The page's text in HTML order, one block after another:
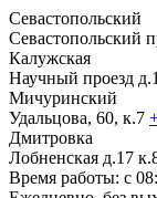
Севастопольский
Севастопольский
Калужская
Научный проезд
Мичуринский
Удальцова, 60, к.7
Дмитровка
Лобненская д.17
Время работы: с